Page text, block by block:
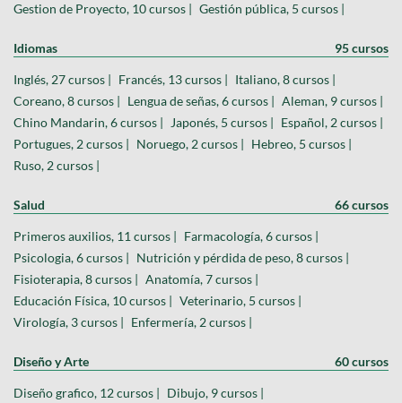
Gestion de Proyecto, 10 cursos | Gestión pública, 5 cursos |
Idiomas 95 cursos
Inglés, 27 cursos | Francés, 13 cursos | Italiano, 8 cursos |
Coreano, 8 cursos | Lengua de señas, 6 cursos | Aleman, 9 cursos |
Chino Mandarin, 6 cursos |
Japonés, 5 cursos | Español, 2 cursos |
Portugues, 2 cursos | Noruego, 2 cursos | Hebreo, 5 cursos |
Ruso, 2 cursos |
Salud 66 cursos
Primeros auxilios, 11 cursos | Farmacología, 6 cursos |
Psicologia, 6 cursos | Nutrición y pérdida de peso, 8 cursos |
Fisioterapia, 8 cursos | Anatomía, 7 cursos |
Educación Física, 10 cursos | Veterinario, 5 cursos |
Virología, 3 cursos | Enfermería, 2 cursos |
Diseño y Arte 60 cursos
Diseño grafico, 12 cursos | Dibujo, 9 cursos |